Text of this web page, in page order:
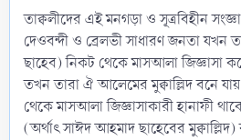
তাক্বলীদের এই মনগড়া ও সূত্রবিহীন
দেওবন্দী ও ব্রেলভী সাধারণ জনতা
ছাহেব) নিকট থেকে মাসআলা
তখন তারা ঐ আলেমের মুক্বাল্লিদ বনে
থেকে মাসআলা জিজ্ঞাসাকারী হানাফী
(অর্থাৎ সাঈদ আহমাদ ছাহেবের মুক্বাল্লিদ)